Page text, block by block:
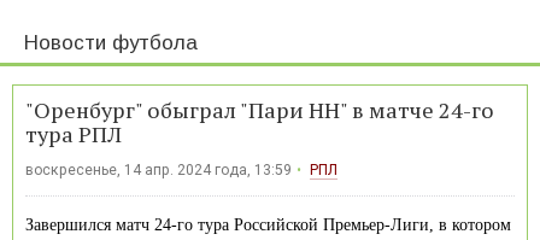
Новости футбола
"Оренбург" обыграл "Пари НН" в матче 24-го
тура РПЛ
воскресенье, 14 апр. 2024 года, 13:59 РПЛ
Завершился матч 24-го тура Российской Премьер-Лиги, в котором